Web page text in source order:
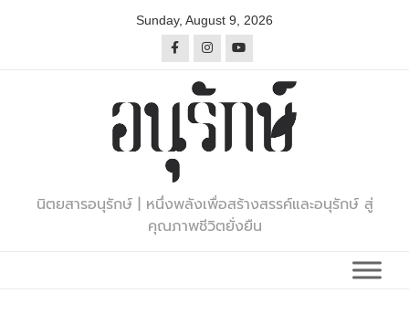
Sunday, August 9, 2026
นิตยสารอนุรักษ์ | หนึ่งพลังเพื่อสร้างสรรค์และอนุรักษ์ สู่
คุณภาพชีวิตยั่งยืน